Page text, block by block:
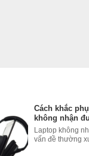
hình lớn sẽ hiển thị
Cách khắc
không nhận
Laptop không
vấn đề thường